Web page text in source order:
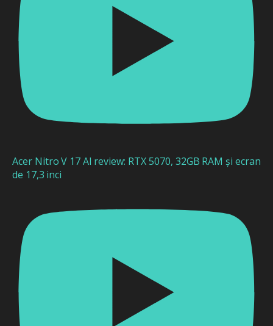
Acer Nitro V 17 AI review: RTX 5070, 32GB RAM și ecran
de 17,3 inci